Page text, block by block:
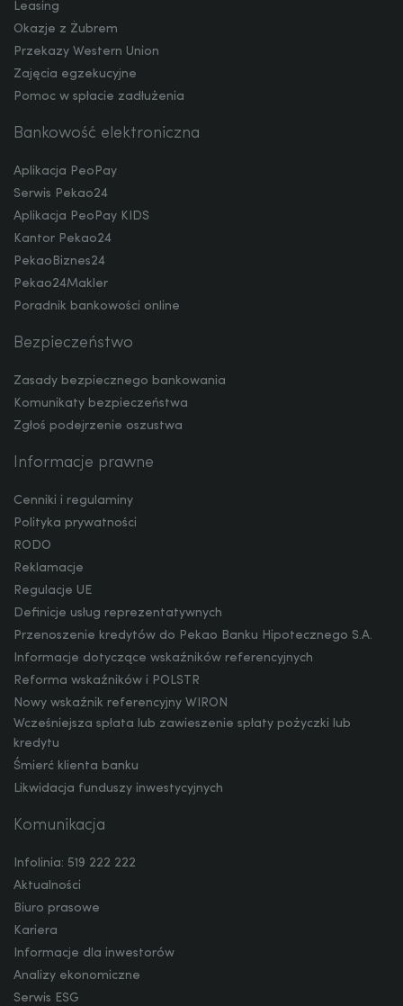
Leasing
Okazje z Żubrem
Przekazy Western Union
Zajęcia egzekucyjne
Pomoc w spłacie zadłużenia
Bankowość elektroniczna
Aplikacja PeoPay
Serwis Pekao24
Aplikacja PeoPay KIDS
Kantor Pekao24
PekaoBiznes24
Pekao24Makler
Poradnik bankowości online
Bezpieczeństwo
Zasady bezpiecznego bankowania
Komunikaty bezpieczeństwa
Zgłoś podejrzenie oszustwa
Informacje prawne
Cenniki i regulaminy
Polityka prywatności
RODO
Reklamacje
Regulacje UE
Definicje usług reprezentatywnych
Przenoszenie kredytów do Pekao Banku Hipotecznego S.A.
Informacje dotyczące wskaźników referencyjnych
Reforma wskaźników i POLSTR
Nowy wskaźnik referencyjny WIRON
Wcześniejsza spłata lub zawieszenie spłaty pożyczki lub
kredytu
Śmierć klienta banku
Likwidacja funduszy inwestycyjnych
Komunikacja
Infolinia: 519 222 222
Aktualności
Biuro prasowe
Kariera
Informacje dla inwestorów
Analizy ekonomiczne
Serwis ESG